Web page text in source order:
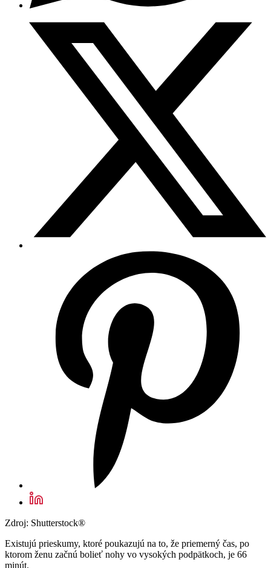
Zdroj: Shutterstock®
Existujú prieskumy, ktoré poukazujú na to, že priemerný čas, po
ktorom ženu začnú bolieť nohy vo vysokých podpätkoch, je 66
minút.